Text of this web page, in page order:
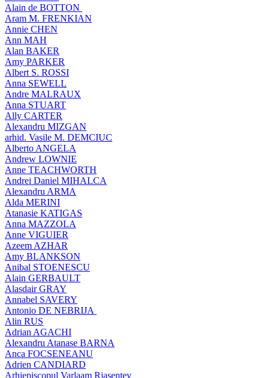
Alain de BOTTON
Aram Μ. FRENKIAN
Annie CHEN
Ann MAH
Alan BAKER
Amy PARKER
Albert S. ROSSI
Anna SEWELL
Andre MALRAUX
Anna STUART
Ally CARTER
Alexandru MIZGAN
arhid. Vasile M. DEMCIUC
Alberto ANGELA
Andrew LOWNIE
Anne TEACHWORTH
Andrei Daniel MIHALCA
Alexandru ARMA
Alda MERINI
Atanasie KATIGAS
Anna MAZZOLA
Anne VIGUIER
Azeem AZHAR
Amy BLANKSON
Anibal STOENESCU
Alain GERBAULT
Alasdair GRAY
Annabel SAVERY
Antonio DE NEBRIJA
Alin RUS
Adrian AGACHI
Alexandru Atanase BARNA
Anca FOCSENEANU
Adrien CANDIARD
Arhiepiscopul Varlaam Riasentev